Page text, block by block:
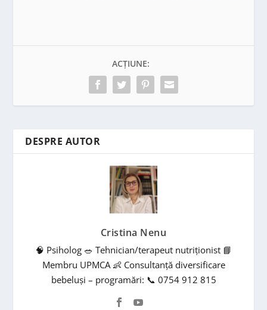
ACȚIUNE:
DESPRE AUTOR
Cristina Nenu
🧠 Psiholog 🥗 Tehnician/terapeut nutriționist 📘
Membru UPMCA 👶 Consultanță diversificare
bebeluși – programări: 📞 0754 912 815